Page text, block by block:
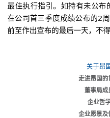
最佳执行指引。如持有未公布
在公司首三季度成绩公布的2
前至作出宣布的最后一天，不
关于昂
走进昂国的
董事局成
企业哲
企业愿景及